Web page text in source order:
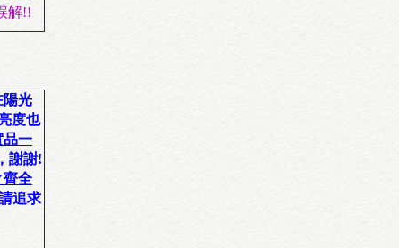
解!!
陽光
度也
品一
謝謝!
齊全
追求